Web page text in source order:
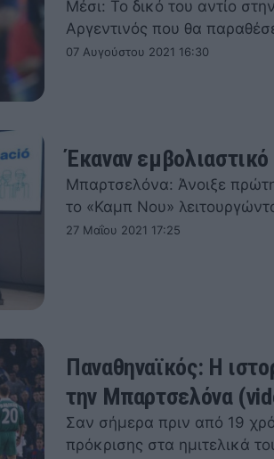
Μέσι: Το δικό του αντίο
Αργεντινός που θα
07 Αυγούστου 2021 16:30
Έκαναν
Μπαρτσελόνα: Άνοιξε
το «Καμπ Νου»
27 Μαΐου 2021 17:25
Παναθηναϊκός: Η
την Μπαρτσελόνα
Σαν σήμερα πριν από 19
πρόκρισης στα ημιτελικά